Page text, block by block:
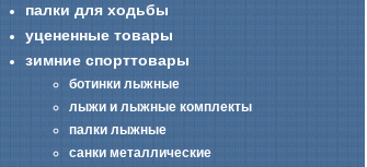
палки для ходьбы
уцененные товары
зимние спорттовары
ботинки лыжные
лыжи и лыжные комплекты
палки лыжные
санки металлические